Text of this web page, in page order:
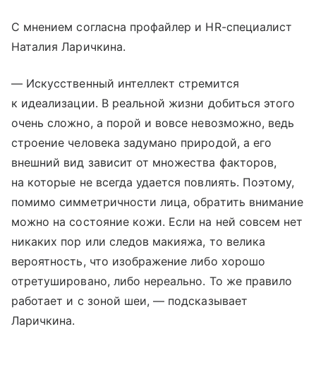
С мнением согласна профайлер и HR-специалист
Наталия Ларичкина.
— Искусственный интеллект стремится
к идеализации. В реальной жизни добиться этого
очень сложно, а порой и вовсе невозможно, ведь
строение человека задумано природой, а его
внешний вид зависит от множества факторов,
на которые не всегда удается повлиять. Поэтому,
помимо симметричности лица, обратить внимание
можно на состояние кожи. Если на ней совсем нет
никаких пор или следов макияжа, то велика
вероятность, что изображение либо хорошо
отретушировано, либо нереально. То же правило
работает и с зоной шеи, — подсказывает
Ларичкина.